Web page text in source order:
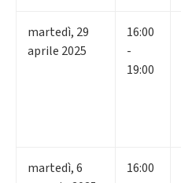
martedì, 29
aprile 2025
16:00
-
19:00
martedì,6
16:00